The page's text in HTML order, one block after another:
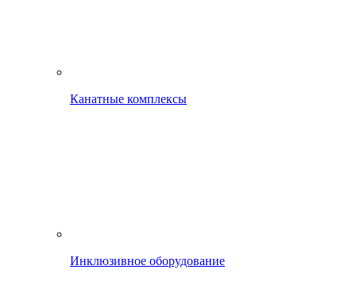
Канатные комплексы
Инклюзивное оборудование